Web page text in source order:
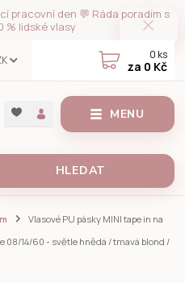
pracovní den 💬 Ráda poradím s
% lidské vlasy
MENU
HLEDAT
0 ks
za 0 Kč
Vlasové PU pásky MINI tape in na
08/14/60 - světle hnědá / tmavá blond /